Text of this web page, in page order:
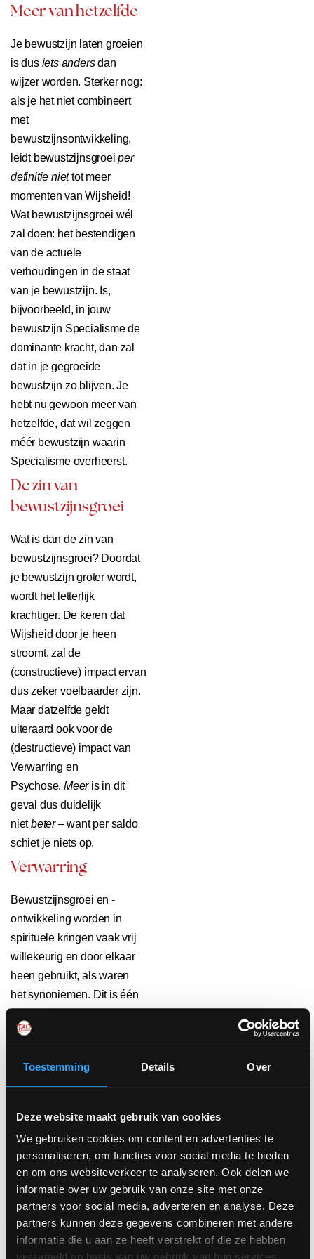
Toestemming Details Over
Deze website maakt gebruik van cookies
We gebruiken cookies om content en advertenties te
personaliseren, om functies voor social media te bieden
en om ons websiteverkeer te analyseren. Ook delen we
informatie over uw gebruik van onze site met onze
partners voor social media, adverteren en analyse. Deze
partners kunnen deze gegevens combineren met andere
informatie die u aan ze heeft verstrekt of die ze hebben
Meer van hetzelfde
Je bewustzijn laten groeien
is dus iets andersdan
wijzer worden. Sterker nog:
als je het niet combineert
met
bewustzijnsontwikkeling,
leidt bewustzijnsgroeiper
definitie niettot meer
momenten van Wijsheid!
Wat bewustzijnsgroei wél
zal doen: het bestendigen
van de actuele
verhoudingen in de staat
van je bewustzijn. Is,
bijvoorbeeld, in jouw
bewustzijn Specialisme de
dominante kracht, dan zal
dat in je gegroeide
bewustzijn zo blijven. Je
hebt nu gewoon meer van
hetzelfde, dat wil zeggen
méér bewustzijn waarin
Specialisme overheerst.
De zin van
bewustzijnsgroei
Wat is dan de zin van
bewustzijnsgroei? Doordat
je bewustzijn groter wordt,
wordt het letterlijk
krachtiger. De keren dat
Wijsheid door je heen
stroomt, zal de
(constructieve) impact ervan
dus zeker voelbaarder zijn.
Maar datzelfde geldt
uiteraard ook voor de
(destructieve) impact van
Verwarring en
Psychose.Meeris in dit
geval dus duidelijk
nietbeter– want per saldo
schiet je niets op.
Verwarring
Bewustzijnsgroei en -
ontwikkeling worden in
spirituele kringen vaak vrij
willekeurig en door elkaar
heen gebruikt, als waren
het synoniemen. Dit is één
in een wereld waarin steeds
hechten aan ‘bewustzijn’ en
‘bewustzijnsgroei’, zo veel
Mensen hebben het idee
dat ‘bewustwording’
voldoende is, maar hebben
niet helder dat enkel ‘meer
bewustzijn’ ons niet verder
helpt. ‘Beter’ bewustzijn